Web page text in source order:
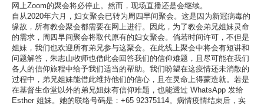
网上Zoom的聚会将必停止。然而，现场直播还是会继续。
自从2020年六月，妇女聚会已转为周四早间聚会。这是因为新冠病毒的
缘故，所有教会聚会都需要在网上进行。因此，为了教会弟兄姐妹灵命
的需求，周四早间聚会将取代原有的妇女聚会。倘若时间许可，不但是
姐妹，我们也欢迎所有弟兄参与这聚会。在此线上聚会中将会有短讲和
问题解答，朱志山牧师也借此会回答我们的信仰难题，且尽可能在我们
各人的信仰旅程中给予我们适当的帮助。我们盼望在这疫情还未消散的
过程中，弟兄姐妹能借此维持他们的信心，且在灵命上得蒙造就。若是
在基督生命堂以外的弟兄姐妹有信仰难题，也能透过 WhatsApp 发给
Esther 姐妹。她的联络号码是：+65 92375114。病情疫情结束后，实